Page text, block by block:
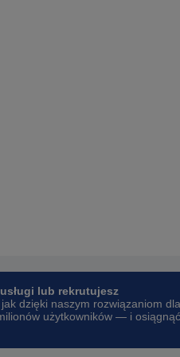
lub rekrutujesz
dzięki naszym rozwiązaniom dla
użytkowników — i osiągnąć